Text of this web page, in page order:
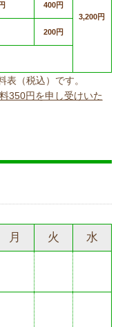
3,200円
400円
200円
（税込）です。
350円を申し受けいた
月 火 水